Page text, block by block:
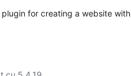
plugin for creating a website with